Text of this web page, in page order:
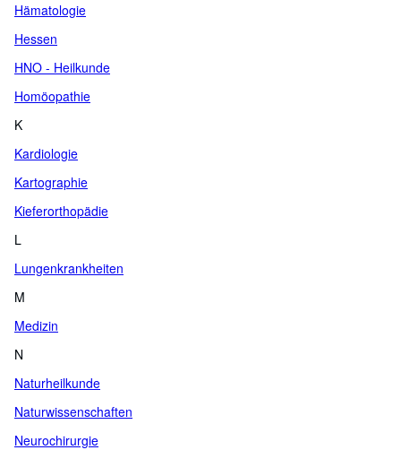
Hämatologie
Hessen
HNO - Heilkunde
Homöopathie
K
Kardiologie
Kartographie
Kieferorthopädie
L
Lungenkrankheiten
M
Medizin
N
Naturheilkunde
Naturwissenschaften
Neurochirurgie